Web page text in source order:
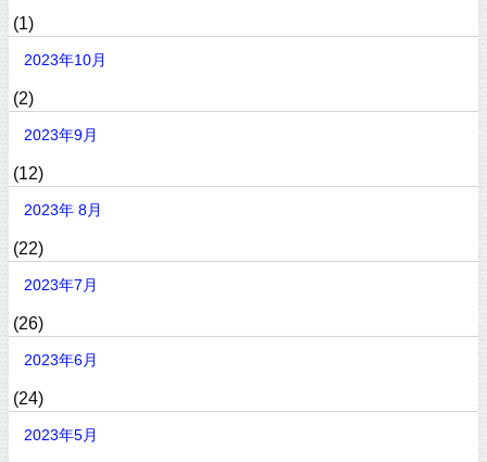
(1)
2023年10月
(2)
2023年9月
(12)
2023年 8月
(22)
2023年7月
(26)
2023年6月
(24)
2023年5月